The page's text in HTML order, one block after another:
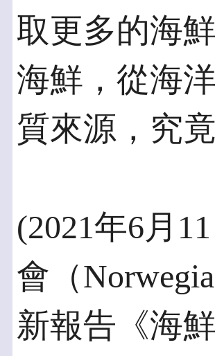
取更多的海
海鮮，從海
質來源，究
(2021年6月
會（
新報告《海